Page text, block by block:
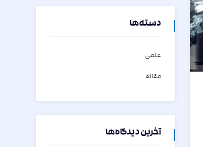
دسته‌ها
علمی
مقاله
آخرین دیدگاه‌ها